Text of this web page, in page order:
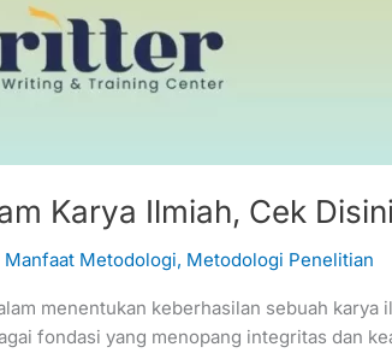
Karya Ilmiah, Cek Disini
Manfaat Metodologi, Metodologi Penelitian
menentukan keberhasilan sebuah
fondasi yang menopang integritas dan